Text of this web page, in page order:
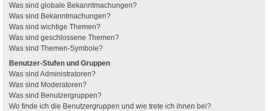
Was sind globale Bekanntmachungen?
Was sind Bekanntmachungen?
Was sind wichtige Themen?
Was sind geschlossene Themen?
Was sind Themen-Symbole?
Benutzer-Stufen und Gruppen
Was sind Administratoren?
Was sind Moderatoren?
Was sind Benutzergruppen?
Wo finde ich die Benutzergruppen und wie trete ich ihnen bei?